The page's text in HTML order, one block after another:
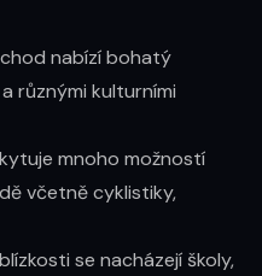
nabízí bohatý
různými kulturními
mnoho možností
včetně cyklistiky,
se nacházejí školy,